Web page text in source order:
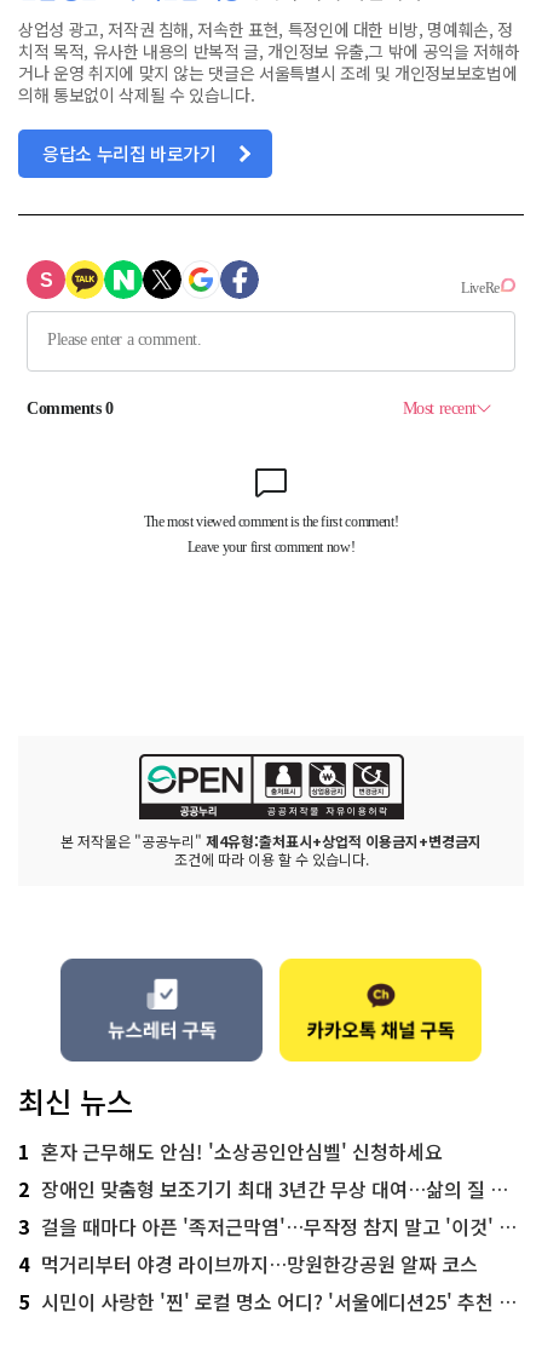
상업성 광고, 저작권 침해, 저속한 표현, 특정인에 대한 비방, 명예훼손, 정
치적 목적, 유사한 내용의 반복적 글, 개인정보 유출,그 밖에 공익을 저해하
거나 운영 취지에 맞지 않는 댓글은 서울특별시 조례 및 개인정보보호법에
의해 통보없이 삭제될 수 있습니다.
응답소 누리집 바로가기
본 저작물은 "공공누리" 제4유형:출처표시+상업적 이용금지+변경금지
조건에 따라 이용 할 수 있습니다.
최신 뉴스
1 혼자 근무해도 안심! '소상공인안심벨' 신청하세요
2 장애인 맞춤형 보조기기 최대 3년간 무상 대여…삶의 질 높인다
3 걸을 때마다 아픈 '족저근막염'…무작정 참지 말고 '이것' 해보세요!
4 먹거리부터 야경 라이브까지…망원한강공원 알짜 코스
5 시민이 사랑한 '찐' 로컬 명소 어디? '서울에디션25' 추천 코스